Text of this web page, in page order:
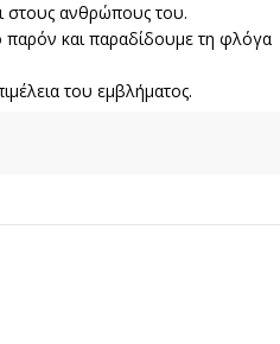
στους ανθρώπους του.
και παραδίδουμε τη φλόγα
του εμβλήματος.